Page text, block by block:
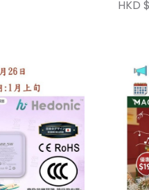
禮盒
HKD